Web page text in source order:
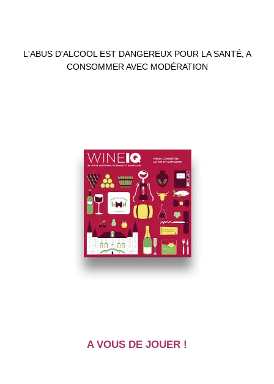
L'ABUS D'ALCOOL EST DANGEREUX POUR LA SANTÉ, A
CONSOMMER AVEC MODÉRATION
A VOUS DE JOUER !